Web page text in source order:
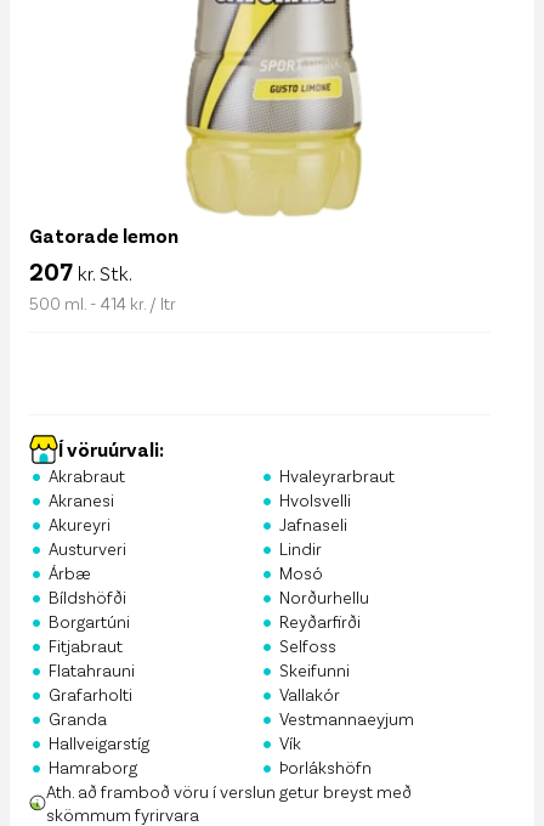
Gatorade lemon
207 kr. Stk.
500 ml. - 414 kr. / ltr
Í vöruúrvali:
• Akrabraut
• Akranesi
• Akureyri
• Austurveri
• Árbæ
• Bíldshöfði
• Borgartúni
• Fitjabraut
• Flatahrauni
• Grafarholti
• Granda
• Hallveigarstíg
• Hamraborg
• Hvaleyrarbraut
• Hvolsvelli
• Jafnaseli
• Lindir
• Mosó
• Norðurhellu
• Reyðarfirði
• Selfoss
• Skeifunni
• Vallakór
• Vestmannaeyjum
• Vík
• Þorlákshöfn
Ath. að framboð vöru í verslun getur breyst með
skömmum fyrirvara